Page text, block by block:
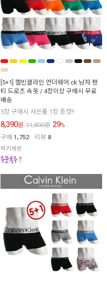
[5+1] 캘빈클라인 언더웨어 ck 남자 팬
티 드로즈 속옷 / 4장이상 구매시 무료
배송
5장 구매시 사은품 1장 증정!!
8,390원 11,800원 29%
구매 1,752 리뷰 8
럭키세븐